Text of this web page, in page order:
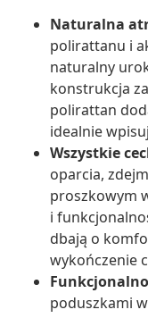
Naturalna
polirattanu i
naturalny
konstrukcja
polirattan
idealnie
Wszystkie
oparcia,
proszkowym
i
dbają o
wykończenie
poduszkami